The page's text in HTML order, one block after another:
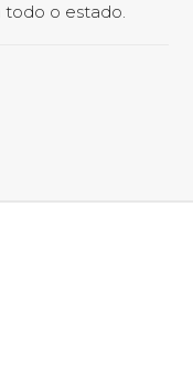
todo o estado.